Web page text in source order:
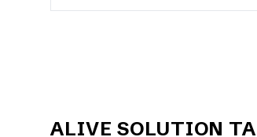
ALIVE SOLUTION TA